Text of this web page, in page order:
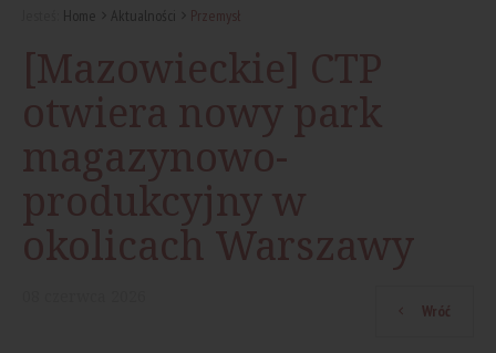
Home Aktualności Przemysł
[Mazowieckie] CTP
otwiera nowy park
magazynowo-
produkcyjny w
okolicach Warszawy
Wróć